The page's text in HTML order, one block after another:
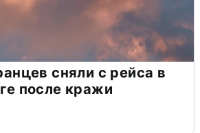
сняли с рейса в
после кражи